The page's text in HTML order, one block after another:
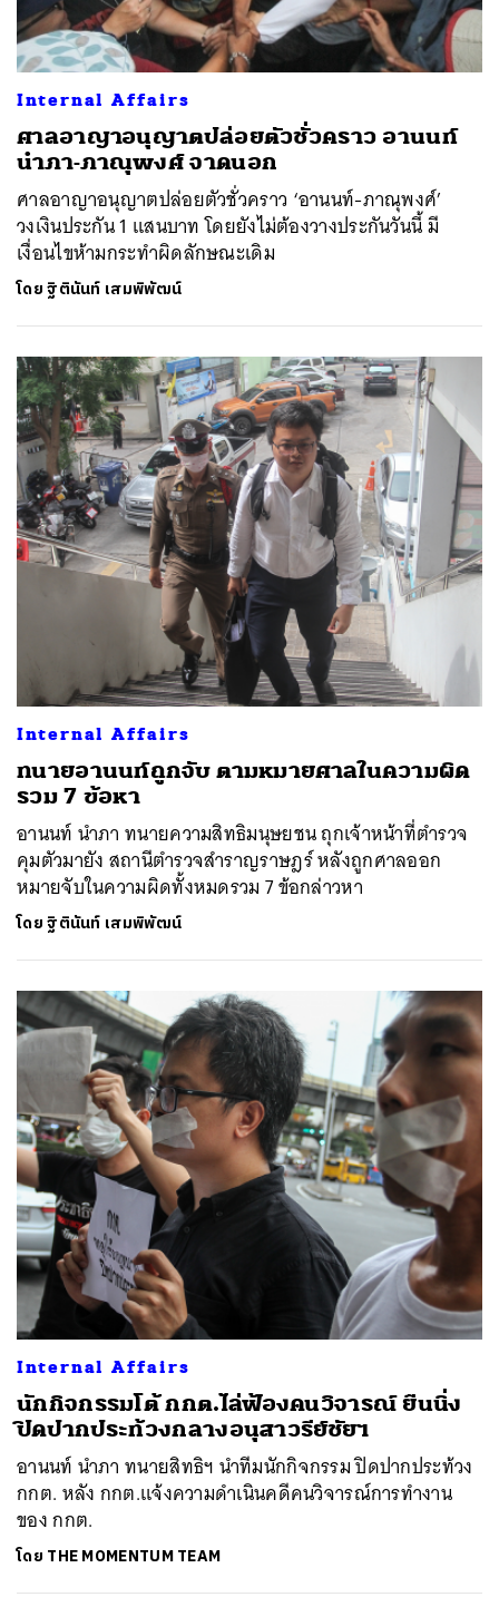
Internal Affairs
ศาลอาญาอนุญาตปล่อยตัวชั่วคราว อานนท์
นำภา-ภาณุพงศ์ จาดนอก
ศาลอาญาอนุญาตปล่อยตัวชั่วคราว ‘อานนท์-ภาณุพงศ์’
วงเงินประกัน 1 แสนบาท โดยยังไม่ต้องวางประกันวันนี้ มี
เงื่อนไขห้ามกระทำผิดลักษณะเดิม
โดยฐิตินันท์ เสมพิพัฒน์
Internal Affairs
ทนายอานนท์ถูกจับ ตามหมายศาลในความผิด
รวม 7 ข้อหา
อานนท์ นำภา ทนายความสิทธิมนุษยชน ถุกเจ้าหน้าที่ตำรวจ
คุมตัวมายัง สถานีตำรวจสำราญราษฎร์ หลังถูกศาลออก
หมายจับในความผิดทั้งหมดรวม 7 ข้อกล่าวหา
โดยฐิตินันท์ เสมพิพัฒน์
Internal Affairs
นักกิจกรรมโต้ กกต.ไล่ฟ้องคนวิจารณ์ ยืนนิ่ง
ปิดปากประท้วงกลางอนุสาวรีย์ชัยฯ
อานนท์ นำภา ทนายสิทธิฯ นำทีมนักกิจกรรม ปิดปากประท้วง
กกต. หลัง กกต.แจ้งความดำเนินคดีคนวิจารณ์การทำงาน
ของ กกต.
โดย THE MOMENTUM TEAM